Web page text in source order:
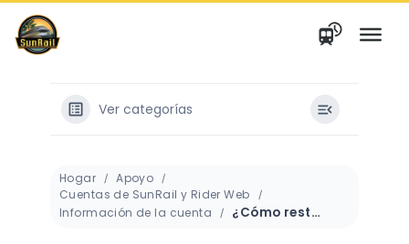
saltar
contenido
Ver categorías
Hogar
Apoyo
Cuentas de SunRail y Rider Web
Información de la cuenta
¿Cómo restablezco mi contraseña?